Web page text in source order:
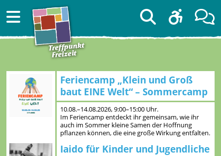
Feriencamp „Klein und Groß
baut EINE Welt“ – Sommercamp
10.08.–14.08.2026, 9:00–15:00 Uhr.
Im Feriencamp entdeckt ihr gemeinsam, wie ihr
auch im Sommer kleine Samen der Hoffnung
pflanzen können, die eine große Wirkung entfalten.
Iaido für Kinder und Jugendliche